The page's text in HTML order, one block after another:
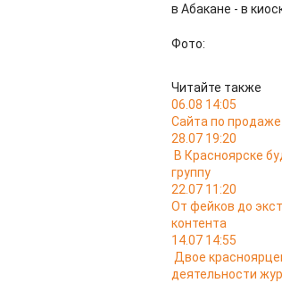
в Абакане - в
Фото:
Читайте также
06.08 14:05
Сайта по продаже
28.07 19:20
В Красноярске
группу
22.07 11:20
От фейков до
контента
14.07 14:55
Двое
деятельности